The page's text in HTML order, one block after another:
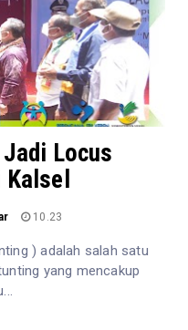
Locus
10.23
) adalah salah satu
yang mencakup